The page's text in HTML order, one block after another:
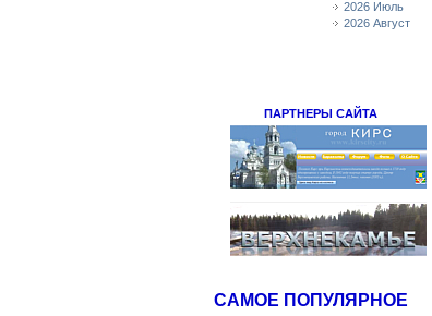
2026 Июль
2026 Август
ПАРТНЕРЫ САЙТА
САМОЕ ПОПУЛЯРНОЕ